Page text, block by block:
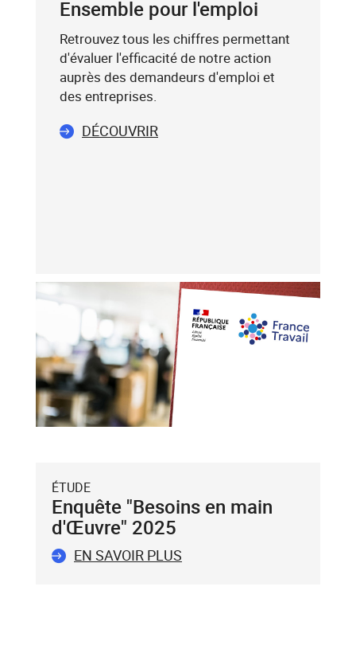
(exemple
:
75019),
sélectionnez-
le
la
et
flèche
puis
validez-
le
avec
la
clavier.
Vous
ne
pouvez
Ensemble pour l'emploi
Retrouvez tous les chiffres permettant
d'évaluer l'efficacité de notre action
auprès des demandeurs d'emploi et
des entreprises.
DÉCOUVRIR
ÉTUDE
Enquête "Besoins en main
d'Œuvre" 2025
EN SAVOIR PLUS